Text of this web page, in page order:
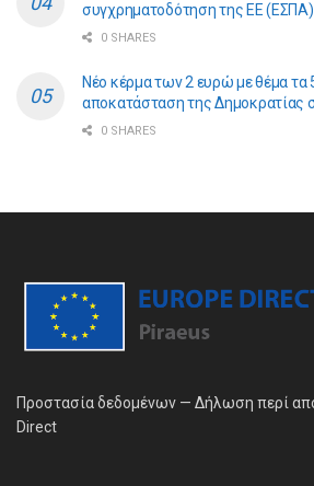
συγχρηματοδότηση της ΕE (ΕΣΠΑ)
0 SHARES
Νέο κέρμα των 2 ευρώ με θέμα τα
αποκατάσταση της Δημοκρατίας
0 SHARES
Προστασία δεδομένων — Δήλωση περί
Direct